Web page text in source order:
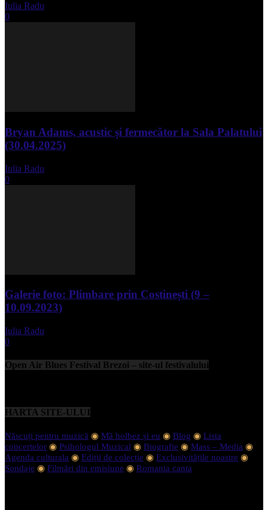
Iulia Radu
0
Bryan Adams, acustic și fermecător la Sala Palatului
(30.04.2025)
Iulia Radu
0
Galerie foto: Plimbare prin Costinești (9 –
10.09.2023)
Iulia Radu
0
Open Air Blues Festival Brezoi – site-ul festivalului
HARTA SITE-ULUI
Născuți pentru muzică ◉ Mă holbez și eu ◉ Blog ◉ Lista
concertelor ◉ Psihologul Muzical ◉ Biografie ◉ Mass – Media ◉
Agenda culturala ◉ Ediții de colecție ◉ Exclusivitățile noastre ◉
Sondaje ◉ Filmări din emisiune ◉ Romania canta